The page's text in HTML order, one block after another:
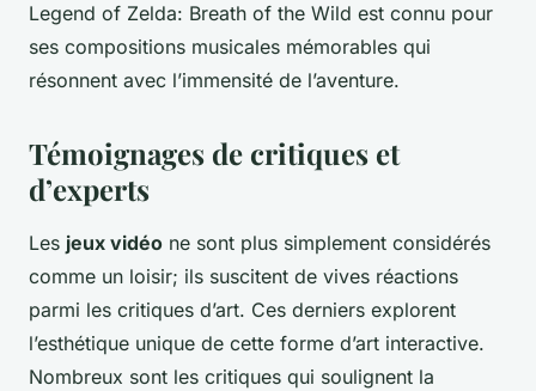
Legend of Zelda: Breath of the Wild est connu pour
ses compositions musicales mémorables qui
résonnent avec l’immensité de l’aventure.
Témoignages de critiques et
d’experts
Les jeux vidéo ne sont plus simplement considérés
comme un loisir; ils suscitent de vives réactions
parmi les critiques d’art. Ces derniers explorent
l’esthétique unique de cette forme d’art interactive.
Nombreux sont les critiques qui soulignent la